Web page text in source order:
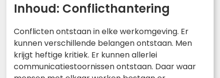
Inhoud: Conflicthantering
Conflicten ontstaan in elke werkomgeving. Er
kunnen verschillende belangen ontstaan. Men
krijgt heftige kritiek. Er kunnen allerlei
communicatiestoornissen ontstaan. Daar waar